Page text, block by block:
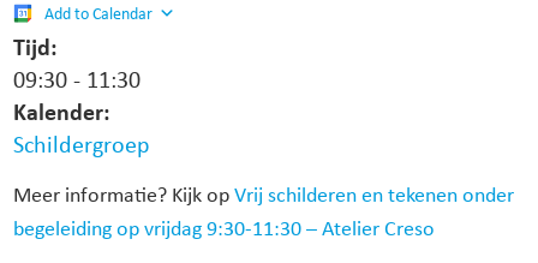
Add to Calendar
Tijd:
09:30- 11:30
Kalender:
Schildergroep
Meer informatie? Kijk opVrij schilderen en tekenen onder
begeleiding op vrijdag 9:30-11:30 – Atelier Creso